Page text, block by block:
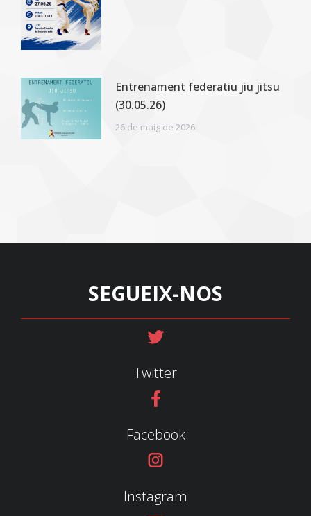
Entrenament federatiu jiu jitsu
(30.05.26)
26 de maig de 2026
SEGUEIX-NOS
Twitter
Facebook
Instagram